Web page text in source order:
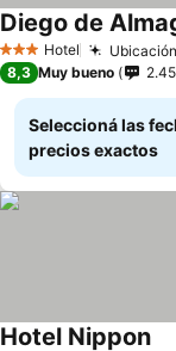
3 Estrellas
Hotel
Diego de
8,3 Muy bueno
Seleccioná las
precios exactos
Hotel Nippon